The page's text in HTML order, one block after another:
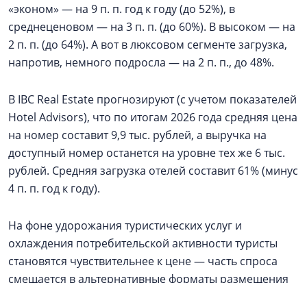
«эконом» — на 9 п. п. год к году (до 52%), в
среднеценовом — на 3 п. п. (до 60%). В высоком — на
2 п. п. (до 64%). А вот в люксовом сегменте загрузка,
напротив, немного подросла — на 2 п. п., до 48%.
В IBC Real Estate прогнозируют (с учетом показателей
Hotel Advisors), что по итогам 2026 года средняя цена
на номер составит 9,9 тыс. рублей, а выручка на
доступный номер останется на уровне тех же 6 тыс.
рублей. Средняя загрузка отелей составит 61% (минус
4 п. п. год к году).
На фоне удорожания туристических услуг и
охлаждения потребительской активности туристы
становятся чувствительнее к цене — часть спроса
смещается в альтернативные форматы размещения